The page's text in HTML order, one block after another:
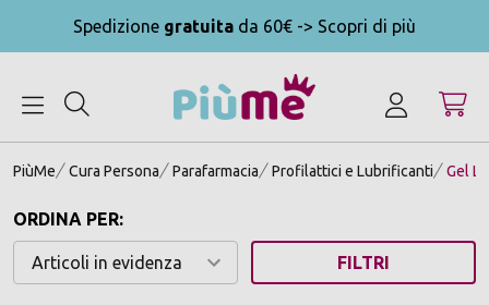
Spedizione gratuita da 60€ -> Scopri di più
PiùMe Cura Persona Parafarmacia Profilattici e Lubrificanti Gel
ORDINA PER:
FILTRI